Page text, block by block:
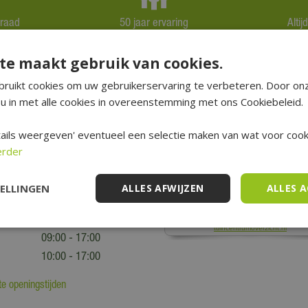
50 jaar ervaring
09:00 - 18:00
09:00 - 18:00
09:00 - 17:00
10:00 - 17:00
openingstijden
maakt gebruik van cookies.
cookies om uw gebruikerservaring te verbeteren. Door
in met alle cookies in overeenstemming met ons Cookiebeleid.
weergeven' eventueel een selectie maken van wat voor
ALLES
ALLES AFWIJZEN